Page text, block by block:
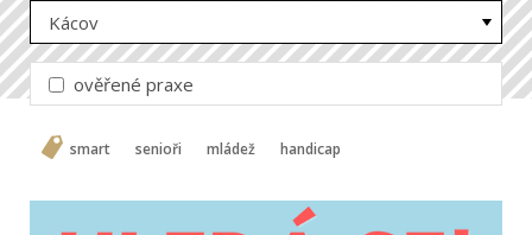
Kácov
ověřené praxe
smart senioři mládež handicap